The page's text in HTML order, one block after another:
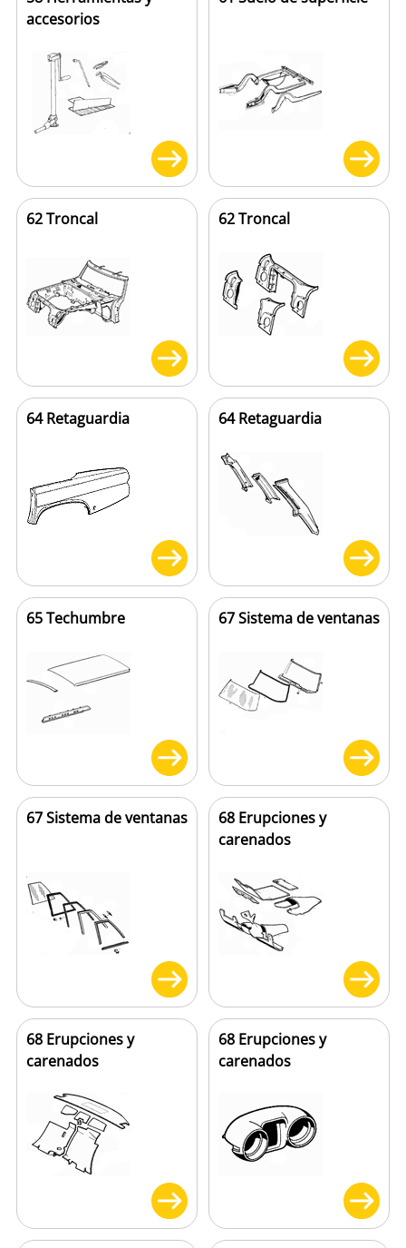
accesorios
62 Troncal 62 Troncal
64 Retaguardia 64 Retaguardia
65 Techumbre 67 Sistema de ventanas
67 Sistema de ventanas
68 Erupciones y
carenados
68 Erupciones y
carenados
68 Erupciones y
carenados